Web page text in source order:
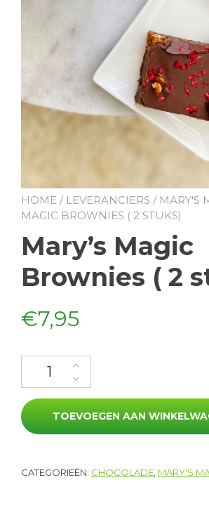
HOME / LEVERANCIERS / MARY'S
MAGIC BROWNIES ( 2 STUKS)
Mary’s Magic
Brownies ( 2
€7,95
Mary's Magic Brownies ( 2 stuks)
TOEVOEGEN AAN
CATEGORIEËN: CHOCOLADE MARY'S